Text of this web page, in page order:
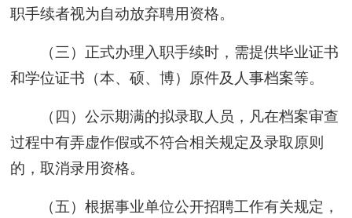
职手续者视为自动放弃聘用资格。
（三）正式办理入职手续时，需提供毕业证书
和学位证书（本、硕、博）原件及人事档案等。
（四）公示期满的拟录取人员，凡在档案审查
过程中有弄虚作假或不符合相关规定及录取原则
的，取消录用资格。
（五）根据事业单位公开招聘工作有关规定，